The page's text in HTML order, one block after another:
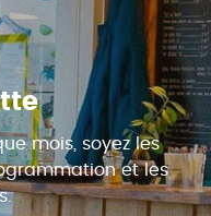
mois, soyez les
et les